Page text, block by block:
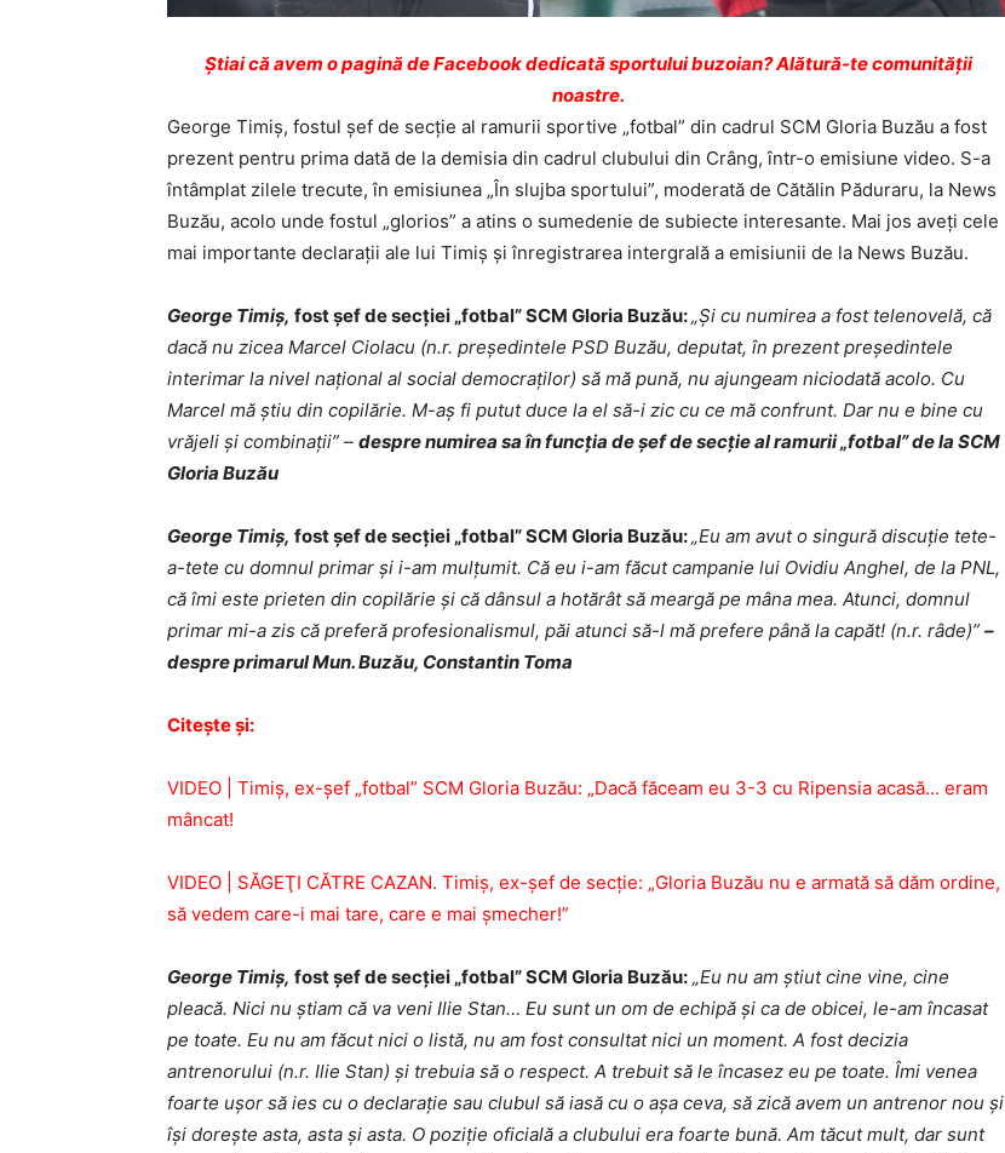
Ştiai că avem o pagină de Facebook dedicată sportului buzoian? Alătură-te comunității
noastre.
George Timiş, fostul şef de secţie al ramurii sportive „fotbal” din cadrul SCM Gloria Buzău a fost
prezent pentru prima dată de la demisia din cadrul clubului din Crâng, într-o emisiune video. S-a
întâmplat zilele trecute, în emisiunea „În slujba sportului”, moderată de Cătălin Păduraru, la News
Buzău, acolo unde fostul „glorios” a atins o sumedenie de subiecte interesante. Mai jos aveţi cele
mai importante declaraţii ale lui Timiş şi înregistrarea intergrală a emisiunii de la News Buzău.
George Timiş, fost şef de secţiei „fotbal” SCM Gloria Buzău:„Şi cu numirea a fost telenovelă, că
dacă nu zicea Marcel Ciolacu (n.r. preşedintele PSD Buzău, deputat, în prezent preşedintele
interimar la nivel naţional al social democraţilor) să mă pună, nu ajungeam niciodată acolo. Cu
Marcel mă ştiu din copilărie. M-aş fi putut duce la el să-i zic cu ce mă confrunt. Dar nu e bine cu
vrăjeli şi combinaţii” – despre numirea sa în funcţia de şef de secţie al ramurii „fotbal” de la SCM
Gloria Buzău
George Timiş, fost şef de secţiei „fotbal” SCM Gloria Buzău:„Eu am avut o singură discuţie tete-
a-tete cu domnul primar şi i-am mulţumit. Că eu i-am făcut campanie lui Ovidiu Anghel, de la PNL,
că îmi este prieten din copilărie şi că dânsul a hotărât să meargă pe mâna mea. Atunci, domnul
primar mi-a zis că preferă profesionalismul, păi atunci să-l mă prefere până la capăt! (n.r. râde)” –
despre primarul Mun. Buzău, Constantin Toma
Citeşte şi:
VIDEO | Timiş, ex-şef „fotbal” SCM Gloria Buzău: „Dacă făceam eu 3-3 cu Ripensia acasă… eram
mâncat!
VIDEO | SĂGEŢI CĂTRE CAZAN. Timiş, ex-şef de secţie: „Gloria Buzău nu e armată să dăm ordine,
să vedem care-i mai tare, care e mai şmecher!”
George Timiş, fost şef de secţiei „fotbal” SCM Gloria Buzău: „Eu nu am ştiut cine vine, cine
pleacă. Nici nu ştiam că va veni Ilie Stan… Eu sunt un om de echipă şi ca de obicei, le-am încasat
pe toate. Eu nu am făcut nici o listă, nu am fost consultat nici un moment. A fost decizia
antrenorului (n.r. Ilie Stan) şi trebuia să o respect. A trebuit să le încasez eu pe toate. Îmi venea
foarte uşor să ies cu o declaraţie sau clubul să iasă cu o aşa ceva, să zică avem un antrenor nou şi
îşi doreşte asta, asta şi asta. O poziţie oficială a clubului era foarte bună. Am tăcut mult, dar sunt